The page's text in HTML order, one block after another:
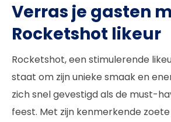
Verras je gasten
Rocketshot likeur
Rocketshot, een stimulerende
staat om zijn unieke smaak en
zich snel gevestigd als de must-
feest. Met zijn kenmerkende